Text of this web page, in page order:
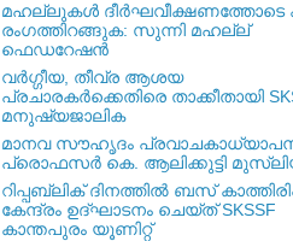
മഹല്ലുകള്‍ ദീര്‍ഘവീക്ഷണത്തോടെ
രംഗത്തിറങ്ങുക: സുന്നി മഹല്ല്
ഫെഡറേഷന്‍
വര്‍ഗ്ഗീയ, തീവ്ര ആശയ
പ്രചാരകര്‍ക്കെതിരെ താക്കീതായി
മനുഷ്യജാലിക
മാനവ സൗഹൃദം
പ്രൊഫസർ കെ. ആലിക്കുട്ടി
റിപ്പബ്ലിക് ദിനത്തില്‍ ബസ്
കേന്ദ്രം ഉദ്ഘാടനം ചെയ്ത്‌ SKSSF
കാന്തപുരം യൂണിറ്റ്